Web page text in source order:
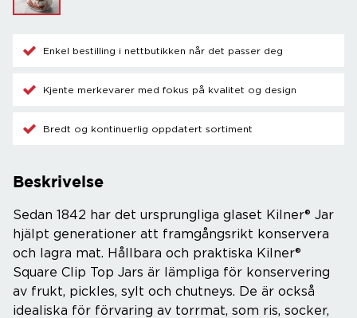
Enkel bestilling i nettbutikken når det passer deg
Kjente merkevarer med fokus på kvalitet og design
Bredt og kontinuerlig oppdatert sortiment
Beskrivelse
Sedan 1842 har det ursprungliga glaset Kilner® Jar
hjälpt generationer att framgångsrikt konservera
och lagra mat. Hållbara och praktiska Kilner®
Square Clip Top Jars är lämpliga för konservering
av frukt, pickles, sylt och chutneys. De är också
idealiska för förvaring av torrmat, som ris, socker,